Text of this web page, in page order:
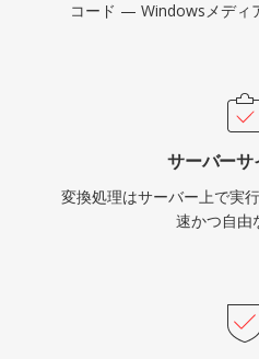
イブラリにまだ見られま
コード — Windowsメディ
サーバーサ
変換処理はサーバー上で実
速かつ自由